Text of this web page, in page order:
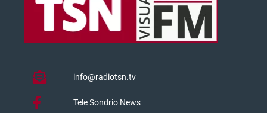
info@radiotsn.tv
Tele Sondrio News